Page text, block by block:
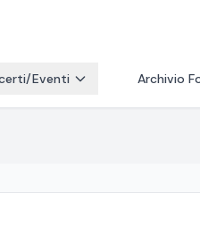
Eventi Archivio